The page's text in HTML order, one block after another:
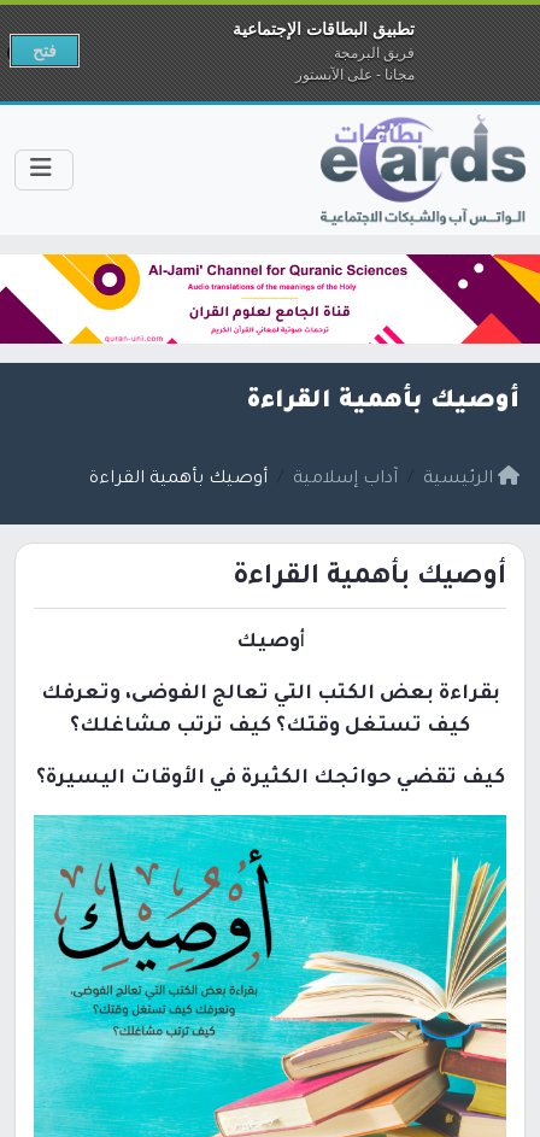
أوصيك بأهمية القراءة
الرئيسية آداب إسلامية أوصيك بأهمية القراءة
أوصيك بأهمية القراءة
أوصيك
بقراءة بعض الكتب التي تعالج الفوضى، وتعرفك
كيف تستغل وقتك؟ كيف ترتب مشاغلك؟
كيف تقضي حوائجك الكثيرة في الأوقات اليسيرة؟
تطبيق البطاقات الإجتماعية
فريق البرمجة
مجانا - على الآبستور
فتح